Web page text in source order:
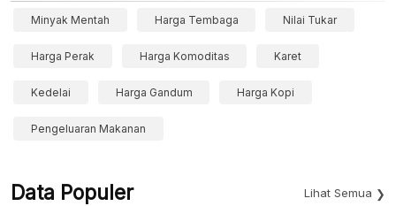
Minyak Mentah Harga Tembaga Nilai Tukar
Harga Perak Harga Komoditas Karet
Kedelai Harga Gandum Harga Kopi
Pengeluaran Makanan
Data Populer Lihat Semua